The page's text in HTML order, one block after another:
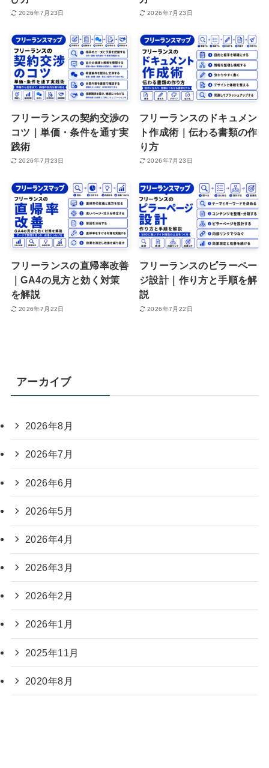
2026年7月23日 2026年7月23日
フリーランスの契約交渉の
コツ｜単価・条件を通す実
践術
2026年7月23日
フリーランスのドキュメン
ト作成術｜伝わる書類の作
り方
2026年7月23日
フリーランスの直帰率改善
｜GA4の見方と効く対策
を解説
2026年7月22日
フリーランスのピラーペー
ジ設計｜作り方と手順を解
説
2026年7月22日
アーカイブ
2026年8月
2026年7月
2026年6月
2026年5月
2026年4月
2026年3月
2026年2月
2026年1月
2025年11月
2020年8月